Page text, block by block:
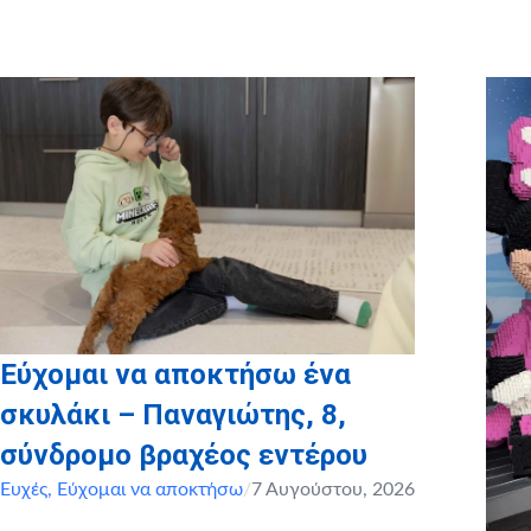
Τριπολιτσιώτη Βικτώρια,
Εύχομαι να αποκτήσω ένα
σκυλάκι – Παναγιώτης, 8,
σύνδρομο βραχέος εντέρου
Ευχές, Εύχομαι να αποκτήσω/7 Αυγούστου, 2026